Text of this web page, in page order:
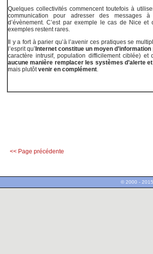
Quelques collectivités commencent toutefois à
communication pour adresser des messages
d’évènement. C’est par exemple le cas de Nice et
exemples restent rares.
Il y a fort à parier qu’à l’avenir ces pratiques se
l’esprit qu’ Internet constitue un moyen
caractère intrusif, population difficilement ciblée) et
aucune manière remplacer les systèmes d’alerte
mais plutôtvenir en complément.
<< Page précédente
© 2000 -